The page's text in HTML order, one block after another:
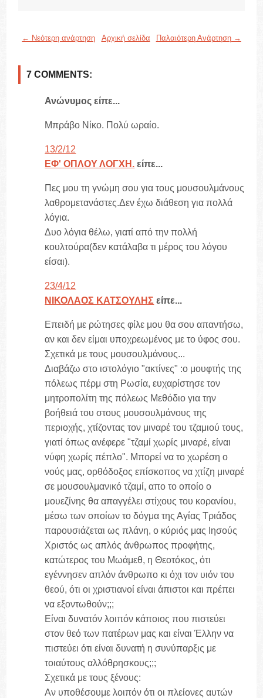
← Νεότερη ανάρτηση Παλαιότερη Ανάρτηση →
Αρχική σελίδα
7 COMMENTS:
Ανώνυμος είπε...
Μπράβο Νίκο. Πολύ ωραίο.
13/2/12
ΕΦ' ΟΠΛΟΥ ΛΟΓΧΗ. είπε...
Πες μου τη γνώμη σου για τους μουσουλμάνους
λαθρομετανάστες.Δεν έχω διάθεση για πολλά
λόγια.
Δυο λόγια θέλω, γιατί από την πολλή
κουλτούρα(δεν κατάλαβα τι μέρος του λόγου
είσαι).
23/4/12
ΝΙΚΟΛΑΟΣ ΚΑΤΣΟΥΛΗΣ είπε...
Επειδή με ρώτησες φίλε μου θα σου απαντήσω,
αν και δεν είμαι υποχρεωμένος με το ύφος σου.
Σχετικά με τους μουσουλμάνους...
Διαβάζω στο ιστολόγιο "ακτίνες" :ο μουφτής της
πόλεως πέρμ στη Ρωσία, ευχαρίστησε τον
μητροπολίτη της πόλεως Μεθόδιο για την
βοήθειά του στους μουσουλμάνους της
περιοχής, χτίζοντας τον μιναρέ του τζαμιού τους,
γιατί όπως ανέφερε "τζαμί χωρίς μιναρέ, είναι
νύφη χωρίς πέπλο". Μπορεί να το χωρέση ο
νούς μας, ορθόδοξος επίσκοπος να χτίζη μιναρέ
σε μουσουλμανικό τζαμί, απο το οποίο ο
μουεζίνης θα απαγγέλει στίχους του κορανίου,
μέσω των οποίων το δόγμα της Αγίας Τριάδος
παρουσιάζεται ως πλάνη, ο κύριός μας Ιησούς
Χριστός ως απλός άνθρωπος προφήτης,
κατώτερος του Μωάμεθ, η Θεοτόκος, ότι
εγέννησεν απλόν άνθρωπο κι όχι τον υιόν του
θεού, ότι οι χριστιανοί είναι άπιστοι και πρέπει
να εξοντωθούν;;;
Είναι δυνατόν λοιπόν κάποιος που πιστεύει
στον θεό των πατέρων μας και είναι Έλλην να
πιστεύει ότι είναι δυνατή η συνύπαρξις με
τοιαύτους αλλόθρησκους;;;
Σχετικά με τους ξένους:
Αν υποθέσουμε λοιπόν ότι οι πλείονες αυτών